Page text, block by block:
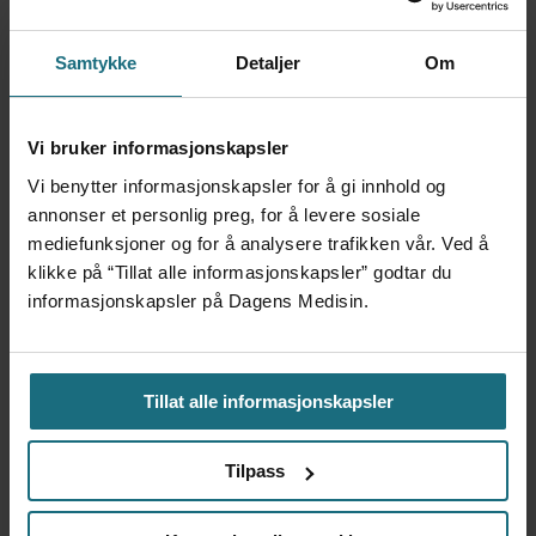
Samtykke Detaljer Om
Vi bruker informasjonskapsler
Vi benytter informasjonskapsler for å gi innhold og
annonser et personlig preg, for å levere sosiale
mediefunksjoner og for å analysere trafikken vår. Ved å
klikke på “Tillat alle informasjonskapsler” godtar du
informasjonskapsler på Dagens Medisin.
Tillat alle informasjonskapsler
Tilpass
sykehusene omlag 15 millioner kroner årlig.
Mest lest siste syv dager:
Vi trenger en grunnlov for
psykisk helsehjelp
Flytter oppgaver og
frigjør tid for
helsepersonell: – Det er